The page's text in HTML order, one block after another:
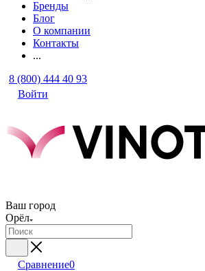
Бренды
Блог
О компании
Контакты
...
8 (800) 444 40 93
Войти
Ваш город
Орёл
Сравнение0